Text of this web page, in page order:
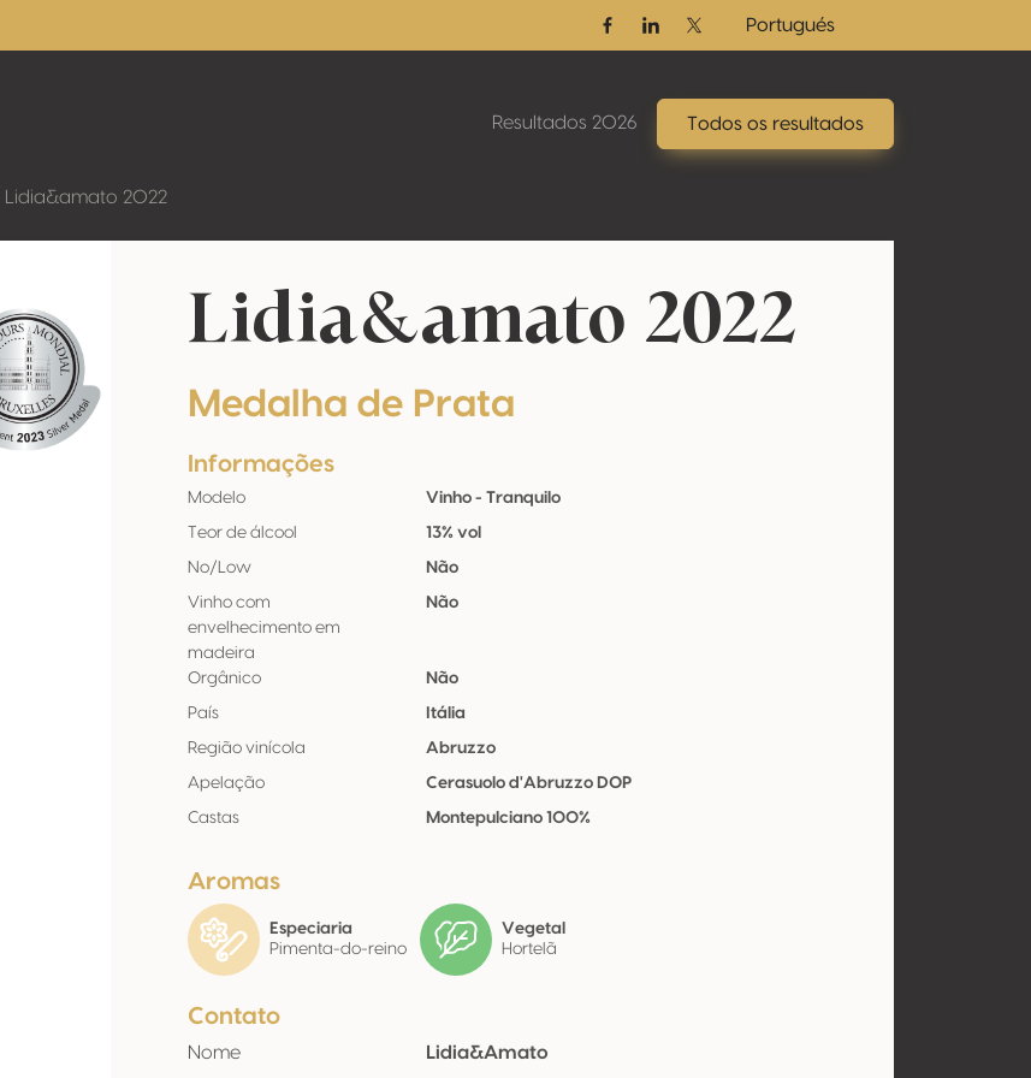
FacebookLinkedinTwitter / X
Portugués
Resultados 2026 Todos os resultados
Lidia&amato 2022
Lidia&amato 2022
Medalha de Prata
Informações
Modelo Vinho - Tranquilo
Teor de álcool 13% vol
No/Low Não
Vinho com
envelhecimento em
madeira
Não
Orgânico Não
País Itália
Região vinícola Abruzzo
Apelação Cerasuolo d'Abruzzo DOP
Castas Montepulciano 100%
Aromas
Especiaria
Pimenta-do-reino
Vegetal
Hortelã
Contato
Nome Lidia&Amato